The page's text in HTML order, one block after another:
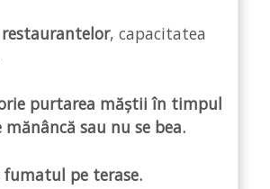
, capacitatea
purtarea măștii în timpul
mănâncă sau nu se bea.
fumatul pe terase.